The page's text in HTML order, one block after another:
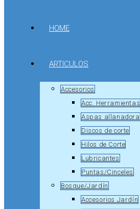
HOME
ARTICULOS
Accesorios
Acc. Herramientas
Aspas allanadora
Discos de corte
Hilos de Corte
Lubricantes
Puntas/Cinceles
Bosque/Jardín
Accesorios Jardín